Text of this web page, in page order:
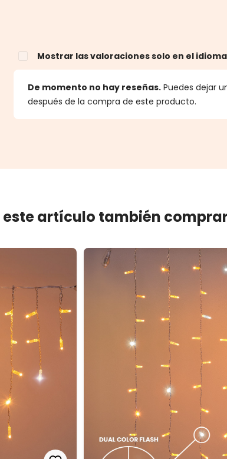
Mostrar las valoraciones solo en el
De momento no hay reseñas. Puedes dejar
después de la compra de este producto.
artículo también